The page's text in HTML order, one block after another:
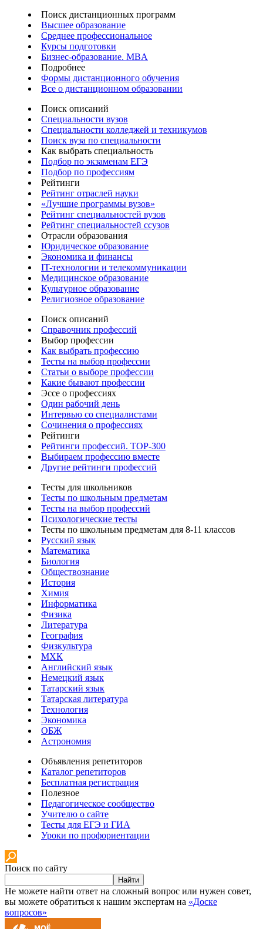
Поиск дистанционных программ
Высшее образование
Среднее профессиональное
Курсы подготовки
Бизнес-образование. MBA
Подробнее
Формы дистанционного обучения
Все о дистанционном образовании
Поиск описаний
Специальности вузов
Специальности колледжей и техникумов
Поиск вуза по специальности
Как выбрать специальность
Подбор по экзаменам ЕГЭ
Подбор по профессиям
Рейтинги
Рейтинг отраслей науки
«Лучшие программы вузов»
Рейтинг специальностей вузов
Рейтинг специальностей ссузов
Отрасли образования
Юридическое образование
Экономика и финансы
IT-технологии и телекоммуникации
Медицинское образование
Культурное образование
Религиозное образование
Поиск описаний
Справочник профессий
Выбор профессии
Как выбрать профессию
Тесты на выбор профессии
Статьи о выборе профессии
Какие бывают профессии
Эссе о профессиях
Один рабочий день
Интервью со специалистами
Сочинения о профессиях
Рейтинги
Рейтинги профессий. TOP-300
Выбираем профессию вместе
Другие рейтинги профессий
Тесты для школьников
Тесты по школьным предметам
Тесты на выбор профессий
Психологические тесты
Тесты по школьным предметам для 8-11 классов
Русский язык
Математика
Биология
Обществознание
История
Химия
Информатика
Физика
Литература
География
Физкультура
МХК
Английский язык
Немецкий язык
Татарский язык
Татарская литература
Технология
Экономика
ОБЖ
Астрономия
Объявления репетиторов
Каталог репетиторов
Бесплатная регистрация
Полезное
Педагогическое сообщество
Учителю о сайте
Тесты для ЕГЭ и ГИА
Уроки по профориентации
Поиск по сайту
Найти
Не можете найти ответ на сложный вопрос или нужен совет,
вы можете обратиться к нашим экспертам на «Доске
вопросов»